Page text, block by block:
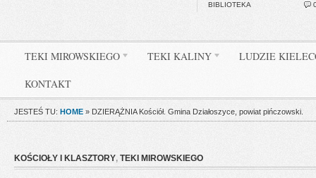
BIBLIOTEKA
TEKI MIROWSKIEGO TEKI KALINY LUDZIE
KONTAKT
JESTEŚ TU: HOME » DZIERĄŻNIA Kościół. Gmina Działoszyce, powiat pińczowski.
KOŚCIOŁY I KLASZTORY, TEKI MIROWSKIEGO